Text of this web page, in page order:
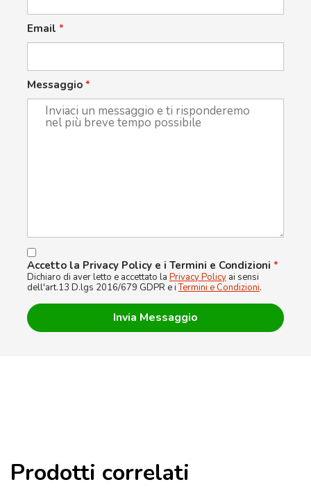
Email *
Messaggio *
Accetto la Privacy Policy e i Termini e Condizioni *
Dichiaro di aver letto e accettato la Privacy Policy ai sensi
dell'art.13 D.lgs 2016/679 GDPR e iTermini e Condizioni.
Prodotti correlati